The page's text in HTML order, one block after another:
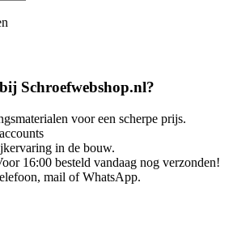
Schroefwebshop.nl?
voor een scherpe prijs.
in de bouw.
16:00 besteld vandaag nog verzonden!
mail of WhatsApp.